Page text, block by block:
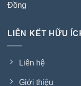
Đồng
LIÊN KẾT HỮU
Liên hệ
Giới thiệu